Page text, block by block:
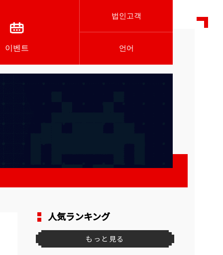
이벤트
법인고객
언어
人気ランキング
もっと見る